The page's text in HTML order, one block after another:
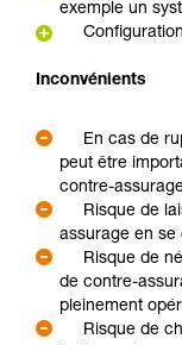
exemple un
Inconvénients
En cas de
peut être
contre-
Risque de
assurage en se
Risque de
de contre-
pleinement
Risque de